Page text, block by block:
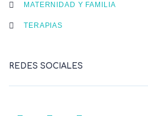
MATERNIDAD Y FAMILIA
TERAPIAS
REDES SOCIALES